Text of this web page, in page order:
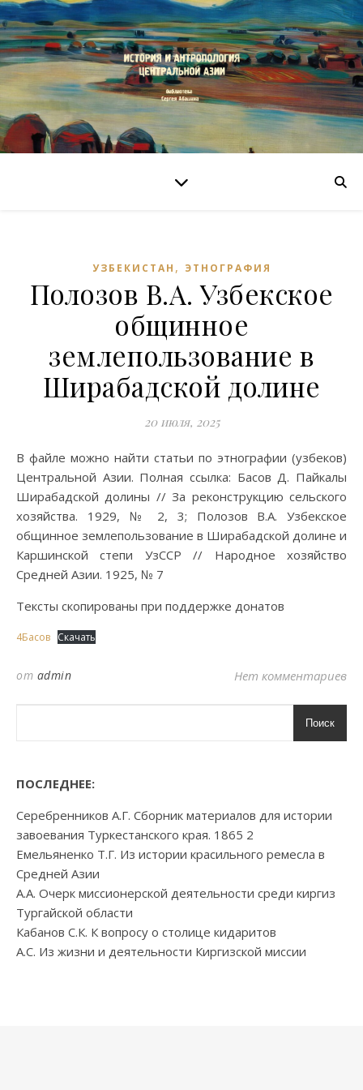
УЗБЕКИСТАН , ЭТНОГРАФИЯ
Полозов В.А. Узбекское
общинное
землепользование в
Ширабадской долине
20 июля, 2025
В файле можно найти статьи по этнографии (узбеков)
Центральной Азии. Полная ссылка: Басов Д. Пайкалы
Ширабадской долины // За реконструкцию сельского
хозяйства. 1929, № 2, 3; Полозов В.А. Узбекское
общинное землепользование в Ширабадской долине и
Каршинской степи УзССР // Народное хозяйство
Средней Азии. 1925, № 7
Тексты скопированы при поддержке донатов
4Басов Скачать
от admin Нет комментариев
Поиск
ПОСЛЕДНЕЕ:
Серебренников А.Г. Сборник материалов для истории
завоевания Туркестанского края. 1865 2
Емельяненко Т.Г. Из истории красильного ремесла в
Средней Азии
А.А. Очерк миссионерской деятельности среди киргиз
Тургайской области
Кабанов С.К. К вопросу о столице кидаритов
А.С. Из жизни и деятельности Киргизской миссии